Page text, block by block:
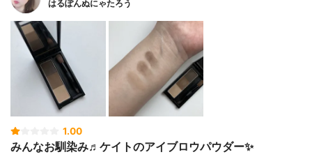
はるぽんぬにゃたろう
1.00
みんなお馴染み♬ケイトのアイブロウパウダー✨